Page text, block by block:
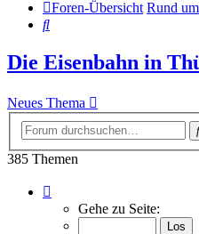
Foren-Übersicht Rund
Suche
Die Eisenbahn in
Neues Thema
385 Themen
von
Gehe zu Seite: